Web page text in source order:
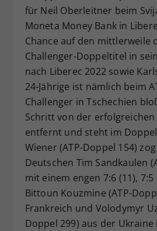
für Neil Oberleitner beim
Moneta Money Bank in
Chance auf den mittlerweile
Challenger-Doppeltitel in
nach Liberec 2022 sowie
24-Jährige ist nämlich beim
Challenger in Tschechien
Schritt von der
entfernt und steht im
Wiener (ATP-Doppel 154)
Deutschen Tim Sandkaulen
mit einem engen 7:6 (11),
Bittoun Kouzmine (ATP-
Frankreich und Volodymyr
Doppel 299) aus der
Zweck
Dieser Wert
Einstellungen.
zufällig
historische
vorgenommen
Webseiten-
hat.